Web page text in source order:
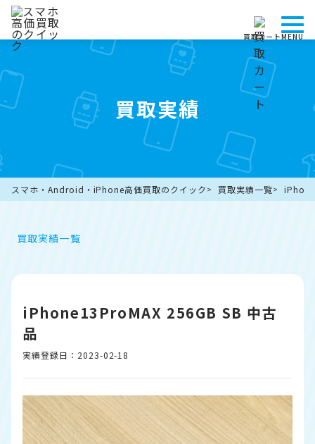
買取カートMENU
買取実績
スマホ・Android・iPhone高価買取のクイック 買取実績一覧
買取実績一覧
iPhone13ProMAX 256GB SB 中古
品
実績登録日：2023-02-18